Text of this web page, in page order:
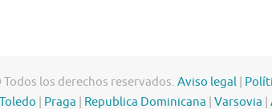
los derechos reservados. Aviso legal |
Toledo | Praga | Republica Dominicana | Varsovia |